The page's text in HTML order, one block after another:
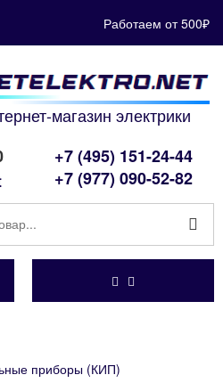
Работаем от 500₽
магазин электрики
+7 (495) 151-24-44
+7 (977) 090-52-82
приборы (КИП)